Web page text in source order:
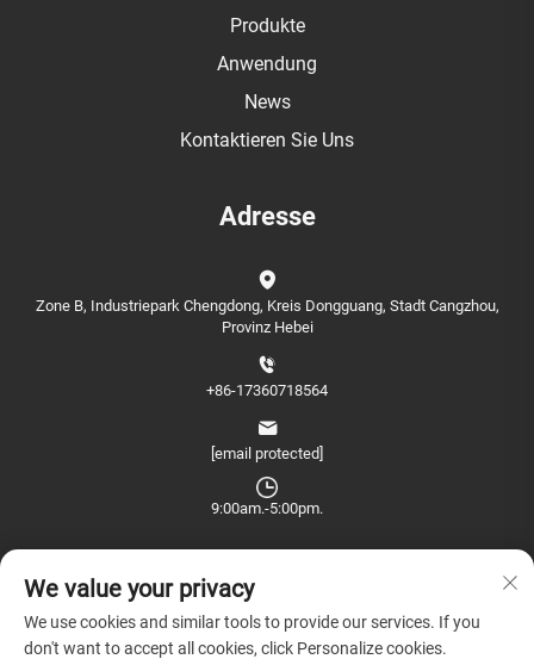
Produkte
Anwendung
News
Kontaktieren Sie Uns
Adresse
Zone B, Industriepark Chengdong, Kreis Dongguang, Stadt Cangzhou,
Provinz Hebei
+86-17360718564
[email protected]
9:00am.-5:00pm.
We value your privacy
We use cookies and similar tools to provide our services. If you
don't want to accept all cookies, click Personalize cookies.